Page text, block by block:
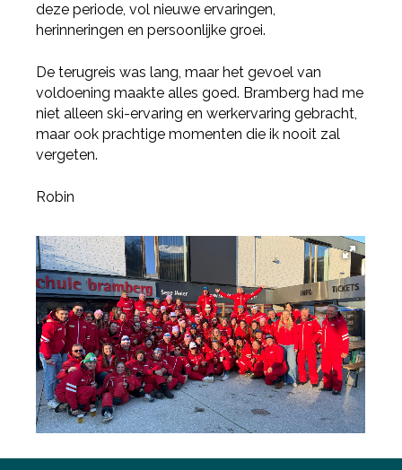
deze periode, vol nieuwe ervaringen,
herinneringen en persoonlijke groei.
De terugreis was lang, maar het gevoel van
voldoening maakte alles goed. Bramberg had me
niet alleen ski-ervaring en werkervaring gebracht,
maar ook prachtige momenten die ik nooit zal
vergeten.
Robin